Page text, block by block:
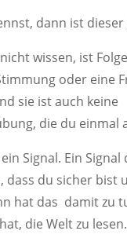
dann ist
wissen, ist
oder eine
sie ist auch keine
die du einmal
Signal. Ein Signal
dass du sicher bist
hat das damit zu
die Welt zu lesen.